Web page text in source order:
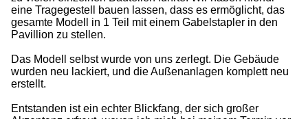
eine Tragegestell bauen lassen, dass es ermöglicht, das
gesamte Modell in 1 Teil mit einem Gabelstapler in den
Pavillion zu stellen.
Das Modell selbst wurde von uns zerlegt. Die Gebäude
wurden neu lackiert, und die Außenanlagen komplett neu
erstellt.
Entstanden ist ein echter Blickfang, der sich großer